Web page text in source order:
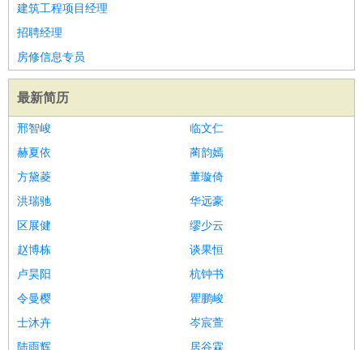
建筑工程项目经理
招聘经理
房修信息专员
最新简历
邢智峻
临文仁
赫夏依
蔺韵嫣
方黛菱
董璇倚
洪瑞驰
华远豪
区展健
缪少云
赵博栋
谈果恒
卢昊阳
杭钟书
令曼樱
瞿鹏峻
士沐卉
岑宸萱
陆雨辉
居谷霖